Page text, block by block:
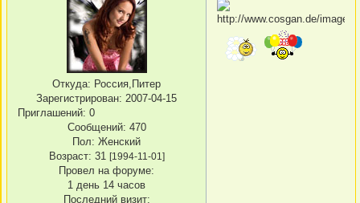
Откуда: Россия,Питер
Зарегистрирован: 2007-04-15
Приглашений: 0
Сообщений: 470
Пол: Женский
Возраст: 31 [1994-11-01]
Провел на форуме:
1 день 14 часов
Последний визит: